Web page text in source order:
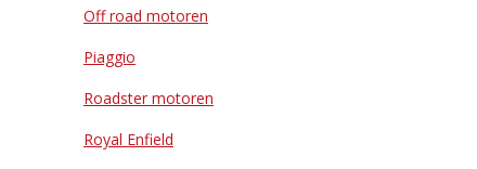
Off road motoren
Piaggio
Roadster motoren
Royal Enfield